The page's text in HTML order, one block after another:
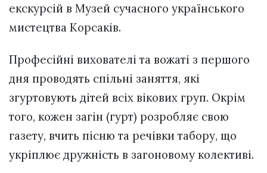
екскурсій в Музей сучасного українського
мистецтва Корсаків.
Професійні вихователі та вожаті з першого
дня проводять спільні заняття, які
згуртовують дітей всіх вікових груп. Окрім
того, кожен загін (гурт) розробляє свою
газету, вчить пісню та речівки табору, що
укріплює дружність в загоновому колективі.